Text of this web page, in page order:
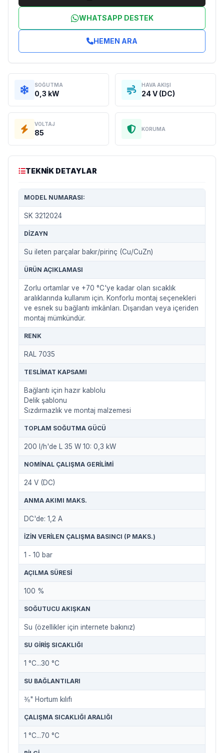
WHATSAPP DESTEK
HEMEN ARA
SOĞUTMA
0,3 kW
HAVA AKIŞI
24 V (DC)
VOLTAJ
85 KORUMA
TEKNIK DETAYLAR
MODEL NUMARASI:
SK 3212024
DIZAYN
Su ileten parçalar bakır/pirinç (Cu/CuZn)
ÜRÜN AÇIKLAMASI
Zorlu ortamlar ve +70 °C'ye kadar olan sıcaklık
aralıklarında kullanım için. Konforlu montaj seçenekleri
ve esnek su bağlantı imkânları. Dışarıdan veya içeriden
montaj mümkündür.
RENK
RAL 7035
TESLIMAT KAPSAMI
Bağlantı için hazır kablolu
Delik şablonu
Sızdırmazlık ve montaj malzemesi
TOPLAM SOĞUTMA GÜCÜ
200 l/h'de L 35 W 10: 0,3 kW
NOMINAL ÇALIŞMA GERILIMI
24 V (DC)
ANMA AKIMI MAKS.
DC'de: 1,2 A
İZIN VERILEN ÇALIŞMA BASINCI (P MAKS.)
1 ‐ 10 bar
AÇILMA SÜRESI
100 %
SOĞUTUCU AKIŞKAN
Su (özellikler için internete bakınız)
SU GIRIŞ SICAKLIĞI
1 °C...30 °C
SU BAĞLANTILARI
⅜" Hortum kılıfı
ÇALIŞMA SICAKLIĞI ARALIĞI
1 °C...70 °C